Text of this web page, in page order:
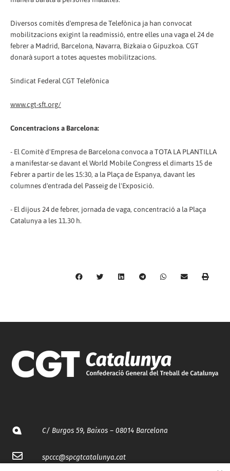
Diversos comitès d'empresa de Telefònica ja han convocat
mobilitzacions exigint la readmissió, entre elles una vaga el 24 de
febrer a Madrid, Barcelona, Navarra, Bizkaia o Gipuzkoa. CGT
donarà suport a totes aquestes mobilitzacions.
Sindicat Federal CGT Telefònica
www.cgt-sft.org/
Concentracions a Barcelona:
- El Comitè d'Empresa de Barcelona convoca a TOTA LA PLANTILLA
a manifestar-se davant el World Mobile Congress el dimarts 15 de
Febrer a partir de les 15:30, a la Plaça de Espanya, davant les
columnes d'entrada del Passeig de l'Exposició.
- El dijous 24 de febrer, jornada de vaga, concentració a la Plaça
Catalunya a les 11.30 h.
C/ Burgos 59, Baixos – 08014 Barcelona
spccc@spcgtcatalunya.cat